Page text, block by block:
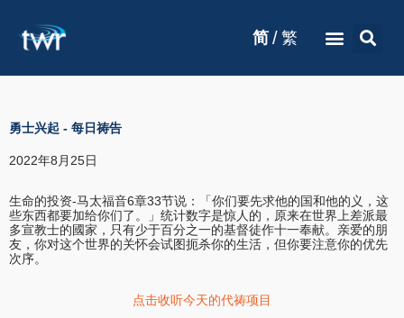
简 / 繁
勇士兴起 - 每日祷告
2022年8月25日
生命的投资-马太福音6章33节说：「你们要先求他的国和他的义，这
些东西都要加给你们了。」统计数字是惊人的，原来在世界上差派最
多宣教士的國家，只有少于百分之一的基督徒作十一奉献。亲爱的朋
友，你对这个世界的关怀会试图扼杀你的生活，但你要注意你的优先
次序。
点击收听今天的代祷项目